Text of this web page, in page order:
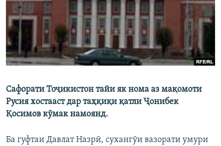
ГУЗОРИШҲОИ РАДИОӢ
Русский
ПАЙГИРӢ КУНЕД
Ҳамаи сомонаҳои RFE/RL
Сафорати Тоҷикистон тайи як нома аз мақомоти
Русия хостааст дар таҳқиқи қатли Ҷонибек
Қосимов кӯмак намоянд.
Ба гуфтаи Давлат Назрӣ, сухангӯи вазорати умури